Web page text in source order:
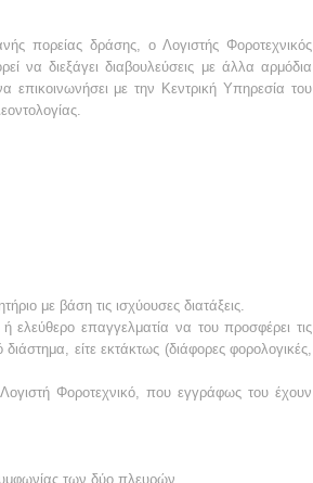
πορείας δράσης, ο Λογιστής Φοροτεχνικός
να διεξάγει διαβουλεύσεις με άλλα αρμόδια
επικοινωνήσει με την Κεντρική Υπηρεσία του
με βάση τις ισχύουσες διατάξεις.
επαγγελματία να του προσφέρει τις
είτε εκτάκτως (διάφορες φορολογικές,
Φοροτεχνικό, που εγγράφως του έχουν
των δύο πλευρών,